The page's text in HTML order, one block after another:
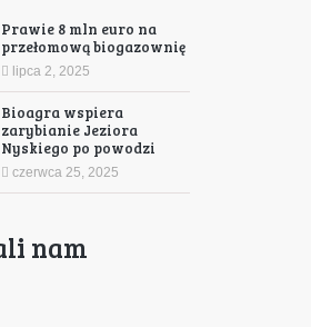
Prawie 8 mln euro na
przełomową biogazownię
lipca 2, 2025
Bioagra wspiera
zarybianie Jeziora
Nyskiego po powodzi
czerwca 25, 2025
nam